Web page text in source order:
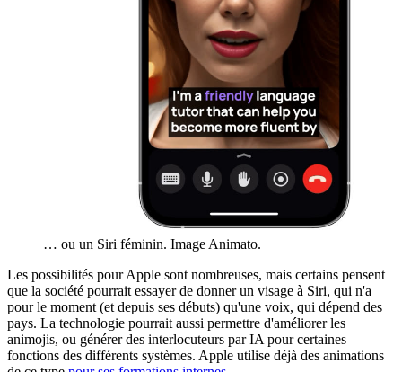
… ou un Siri féminin. Image Animato.
Les possibilités pour Apple sont nombreuses, mais certains pensent
que la société pourrait essayer de donner un visage à Siri, qui n'a
pour le moment (et depuis ses débuts) qu'une voix, qui dépend des
pays. La technologie pourrait aussi permettre d'améliorer les
animojis, ou générer des interlocuteurs par IA pour certaines
fonctions des différents systèmes. Apple utilise déjà des animations